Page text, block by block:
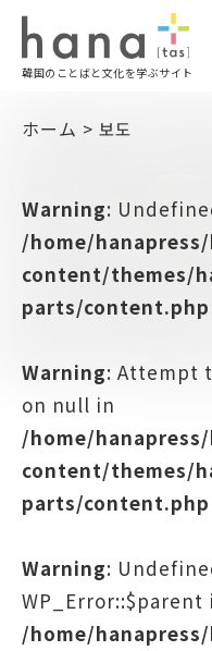
韓国のことばと文化を学ぶサイト
ホーム > 보도
Warning:
/home/
content/themes/
parts/content.php
Warning: Attempt
on null in
/home/
content/themes/
parts/content.php
Warning:
WP_Error::$parent
/home/